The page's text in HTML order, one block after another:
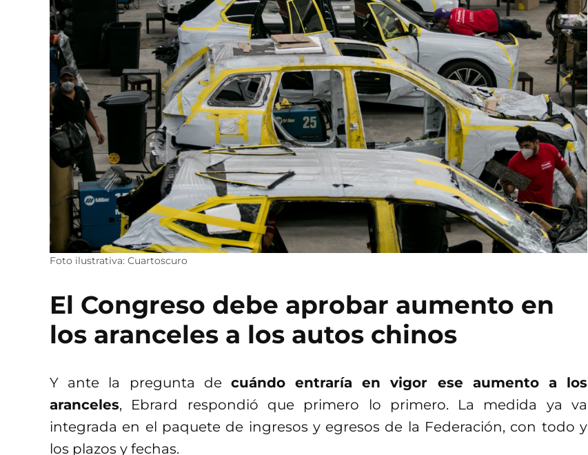
Foto ilustrativa: Cuartoscuro
El Congreso debe aprobar aumento en
los aranceles a los autos chinos
Y ante la pregunta de cuándo entraría en vigor ese aumento a los
aranceles, Ebrard respondió que primero lo primero. La medida ya va
integrada en el paquete de ingresos y egresos de la Federación, con todo y
los plazos y fechas.